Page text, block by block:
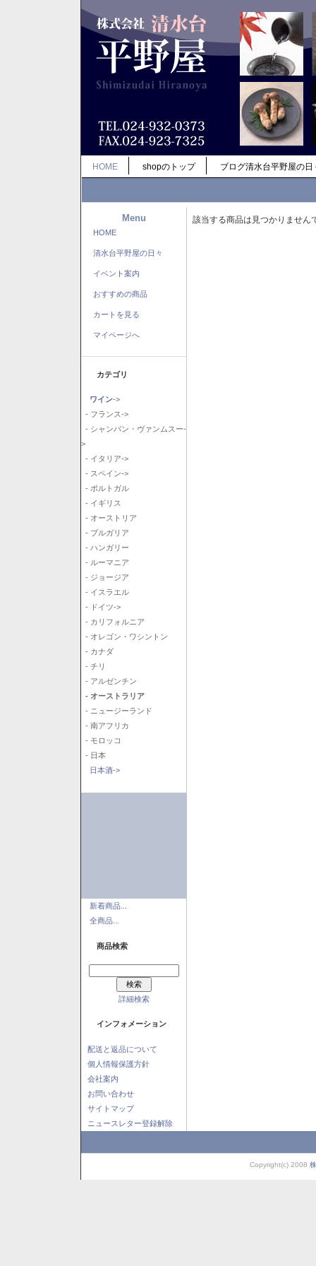
HOME shopのトップ ブログ清水台平野屋の日
Menu
HOME
清水台平野屋の日々
イベント案内
おすすめの商品
カートを見る
マイページへ
カテゴリ
ワイン->
- フランス->
- シャンパン・ヴァンムスー-
>
- イタリア->
- スペイン->
- ポルトガル
- イギリス
- オーストリア
- ブルガリア
- ハンガリー
- ルーマニア
- ジョージア
- イスラエル
- ドイツ->
- カリフォルニア
- オレゴン・ワシントン
- カナダ
- チリ
- アルゼンチン
- オーストラリア
- ニュージーランド
- 南アフリカ
- モロッコ
- 日本
日本酒->
新着商品...
全商品...
商品検索
詳細検索
インフォメーション
配送と返品について
個人情報保護方針
会社案内
お問い合わせ
サイトマップ
ニュースレター登録解除
該当する商品は見つかりません
Copyright(c) 2008